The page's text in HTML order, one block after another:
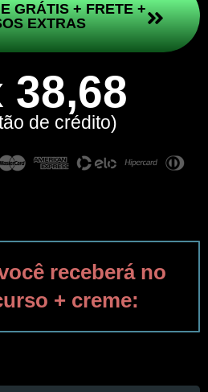
GRÁTIS + FRETE +
EXTRAS
38,68
de crédito)
receberá no
+ creme: